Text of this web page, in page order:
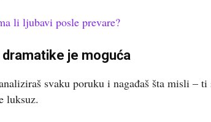
li ljubavi posle prevare?
dramatike je moguća
svaku poruku i nagađaš šta misli –
luksuz.